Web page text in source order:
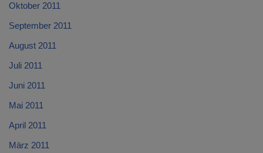
Oktober 2011
September 2011
August 2011
Juli 2011
Juni 2011
Mai 2011
April 2011
März 2011